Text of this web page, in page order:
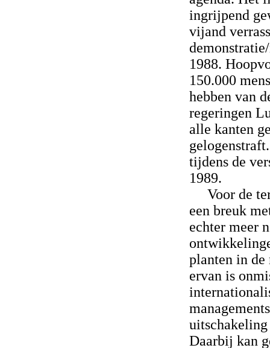
ingrijpend
vijand
1988.
150.000
hebben van
regeringen
alle kanten
tijdens de
1989.
Voor de
een breuk
echter meer
planten in de
ervan is
Daarbij kan